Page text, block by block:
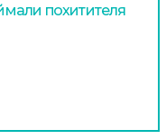
похитителя